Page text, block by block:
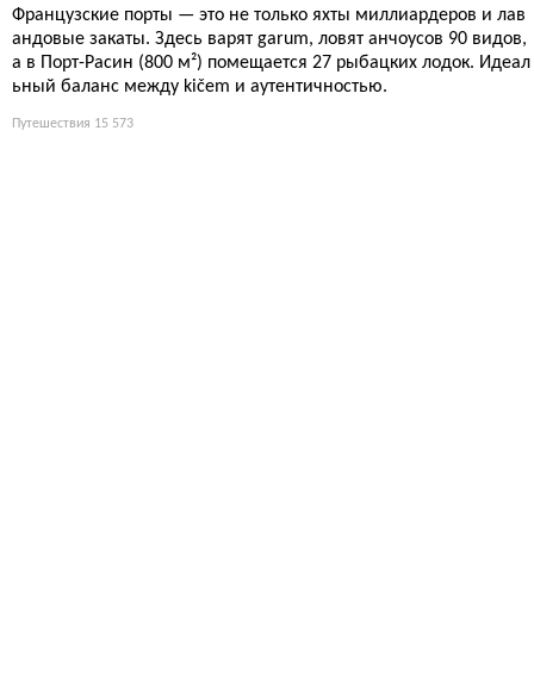
Французские порты — это не только яхты миллиардеров и лав
андовые закаты. Здесь варят garum, ловят анчоусов 90 видов,
а в Порт-Расин (800 м²) помещается 27 рыбацких лодок. Идеал
ьный баланс между kičem и аутентичностью.
Путешествия 15 573